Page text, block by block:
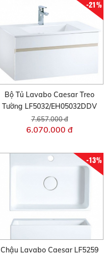
-21%
Bộ Tủ Lavabo Caesar Treo
Tường LF5032/EH05032DDV
7.657.000 đ
6.070.000 đ
-13%
Chậu Lavabo Caesar LF5259